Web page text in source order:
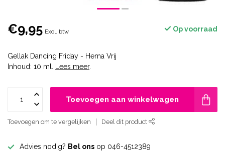
€9,95 Excl. btw Op voorraad
Gellak Dancing Friday - Hema Vrij
Inhoud: 10 ml.
Lees meer.
Toevoegen aan winkelwagen
Toevoegen om te vergelijken Deel dit product
Advies nodig? Bel ons op 046-4512389